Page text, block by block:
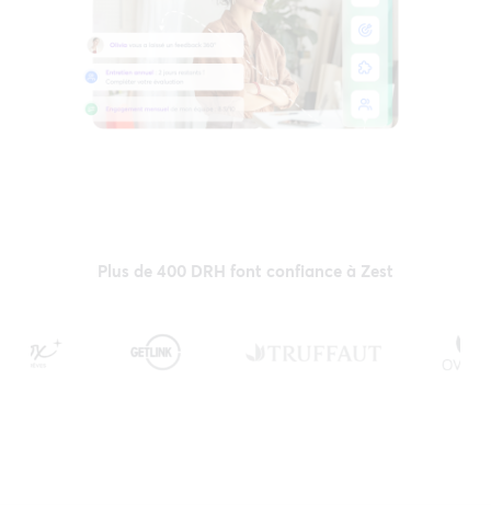
Plus de 400 DRH font confiance à Zest